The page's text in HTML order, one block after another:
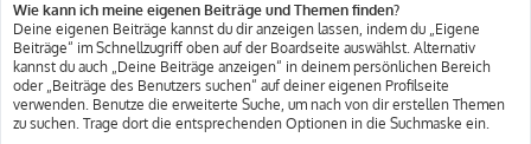
Wie kann ich meine eigenen Beiträge und Themen finden?
Deine eigenen Beiträge kannst du dir anzeigen lassen, indem du „Eigene
Beiträge“ im Schnellzugriff oben auf der Boardseite auswählst. Alternativ
kannst du auch „Deine Beiträge anzeigen“ in deinem persönlichen Bereich
oder „Beiträge des Benutzers suchen“ auf deiner eigenen Profilseite
verwenden. Benutze die erweiterte Suche, um nach von dir erstellen Themen
zu suchen. Trage dort die entsprechenden Optionen in die Suchmaske ein.